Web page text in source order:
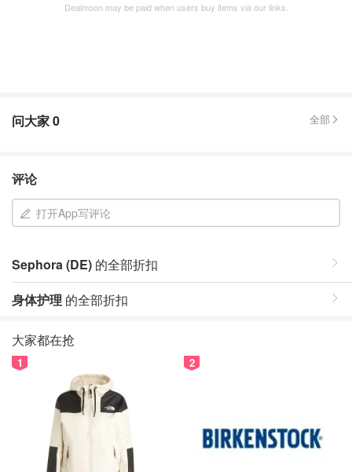
Dealmoon may be paid when users buy items via our links.
问大家0 全部
评论
打开App写评论
Sephora (DE) 的全部折扣
身体护理 的全部折扣
大家都在抢
1 2